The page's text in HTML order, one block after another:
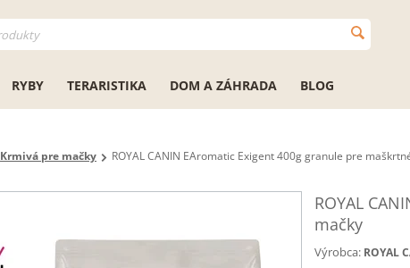
RYBY TERARISTIKA DOM A ZÁHRADA BLOG
Krmivá pre mačky ROYAL CANIN EAromatic Exigent 400g granule pre
ROYAL
mačky
Výrobca: ROYAL